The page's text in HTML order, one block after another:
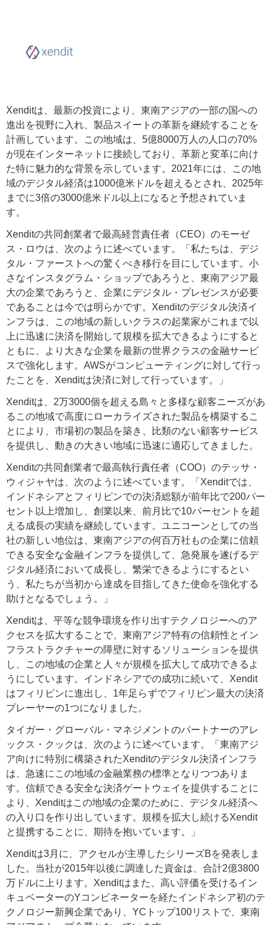
Xenditは、最新の投資により、東南アジアの一部の国への
進出を視野に入れ、製品スイートの革新を継続することを
計画しています。この地域は、5億8000万人の人口の70%
が現在インターネットに接続しており、革新と変革に向け
た特に魅力的な背景を示しています。2021年には、この地
域のデジタル経済は1000億米ドルを超えるとされ、2025年
までに3倍の3000億米ドル以上になると予想されていま
す。
Xenditの共同創業者で最高経営責任者（CEO）のモーゼ
ス・ロウは、次のように述べています。「私たちは、デジ
タル・ファーストへの驚くべき移行を目にしています。小
さなインスタグラム・ショップであろうと、東南アジア最
大の企業であろうと、企業にデジタル・プレゼンスが必要
であることは今では明らかです。Xenditのデジタル決済イ
ンフラは、この地域の新しいクラスの起業家がこれまで以
上に迅速に決済を開始して規模を拡大できるようにすると
ともに、より大きな企業を最新の世界クラスの金融サービ
スで強化します。AWSがコンピューティングに対して行っ
たことを、Xenditは決済に対して行っています。」
Xenditは、2万3000個を超える島々と多様な顧客ニーズがあ
るこの地域で高度にローカライズされた製品を構築するこ
とにより、市場初の製品を築き、比類のない顧客サービス
を提供し、動きの大きい地域に迅速に適応してきました。
Xenditの共同創業者で最高執行責任者（COO）のテッサ・
ウィジャヤは、次のように述べています。「Xenditでは、
インドネシアとフィリピンでの決済総額が前年比で200パー
セント以上増加し、創業以来、前月比で10パーセントを超
える成長の実績を継続しています。ユニコーンとしての当
社の新しい地位は、東南アジアの何百万社もの企業に信頼
できる安全な金融インフラを提供して、急発展を遂げるデ
ジタル経済において成長し、繁栄できるようにするとい
う、私たちが当初から達成を目指してきた使命を強化する
助けとなるでしょう。」
Xenditは、平等な競争環境を作り出すテクノロジーへのア
クセスを拡大することで、東南アジア特有の信頼性とイン
フラストラクチャーの障壁に対するソリューションを提供
し、この地域の企業と人々が規模を拡大して成功できるよ
うにしています。インドネシアでの成功に続いて、Xendit
はフィリピンに進出し、1年足らずでフィリピン最大の決済
プレーヤーの1つになりました。
タイガー・グローバル・マネジメントのパートナーのアレ
ックス・クックは、次のように述べています。「東南アジ
ア向けに特別に構築されたXenditのデジタル決済インフラ
は、急速にこの地域の金融業務の標準となりつつありま
す。信頼できる安全な決済ゲートウェイを提供することに
より、Xenditはこの地域の企業のために、デジタル経済へ
の入り口を作り出しています。規模を拡大し続けるXendit
と提携することに、期待を抱いています。」
Xenditは3月に、アクセルが主導したシリーズBを発表しま
した。当社が2015年以後に調達した資金は、合計2億3800
万ドルに上ります。Xenditはまた、高い評価を受けるイン
キュベーターのYコンビネーターを経たインドネシア初のテ
クノロジー新興企業であり、YCトップ100リストで、東南